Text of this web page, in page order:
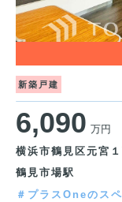
新築戸建
6,090 万円
横浜市鶴見区元宮１
鶴見市場駅
＃プラスOneのスペ